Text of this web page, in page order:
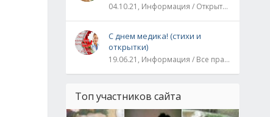
04.10.21, Информация / Открытки / Все праздники
С днем медика! (стихи и
открытки)
19.06.21, Информация / Все праздники
Топ участников сайта